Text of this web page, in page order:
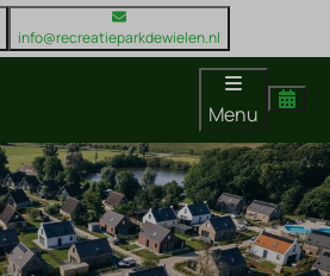
info@recreatieparkdewielen.nl
Menu